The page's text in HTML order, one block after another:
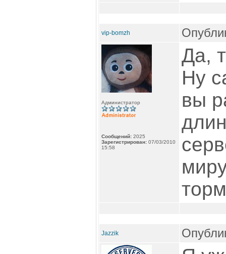
vip-bomzh
Администратор
Сообщений: 2025
Зарегистрирован: 07/03/2010
15:58
Да,
Ну
вы
Jazzik